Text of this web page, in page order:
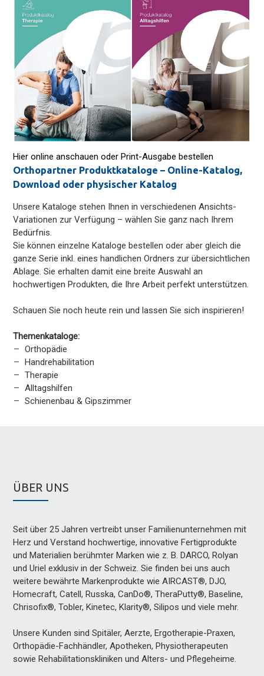
Hier online anschauen oder Print-Ausgabe bestellen
Orthopartner Produktkataloge – Online-Katalog,
Download oder physischer Katalog
Unsere Kataloge stehen Ihnen in verschiedenen Ansichts-
Variationen zur Verfügung – wählen Sie ganz nach Ihrem
Bedürfnis.
Sie können einzelne Kataloge bestellen oder aber gleich die
ganze Serie inkl. eines handlichen Ordners zur übersichtlichen
Ablage. Sie erhalten damit eine breite Auswahl an
hochwertigen Produkten, die Ihre Arbeit perfekt unterstützen.
Schauen Sie noch heute rein und lassen Sie sich inspirieren!
Themenkataloge:
Orthopädie
Handrehabilitation
Therapie
Alltagshilfen
Schienenbau & Gipszimmer
ÜBER UNS
Seit über 25 Jahren vertreibt unser Familienunternehmen mit
Herz und Verstand hochwertige, innovative Fertigprodukte
und Materialien berühmter Marken wie z. B. DARCO, Rolyan
und Uriel exklusiv in der Schweiz. Sie finden bei uns auch
weitere bewährte Markenprodukte wie AIRCAST®, DJO,
Homecraft, Catell, Russka, CanDo®, TheraPutty®, Baseline,
Chrisofix®, Tobler, Kinetec, Klarity®, Silipos und viele mehr.
Unsere Kunden sind Spitäler, Aerzte, Ergotherapie-Praxen,
Orthopädie-Fachhändler, Apotheken, Physiotherapeuten
sowie Rehabilitationskliniken und Alters- und Pflegeheime.